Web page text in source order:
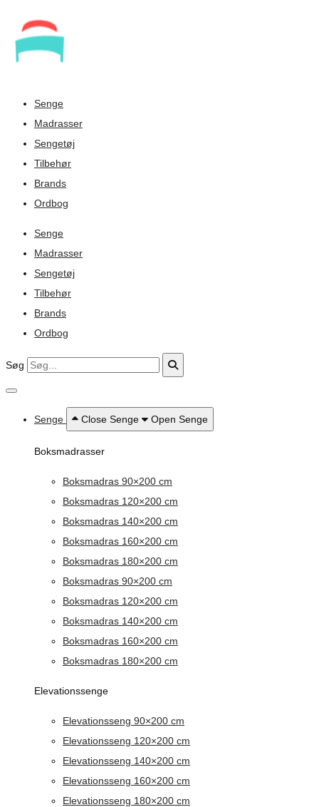
Senge
Madrasser
Sengetøj
Tilbehør
Brands
Ordbog
Senge
Madrasser
Sengetøj
Tilbehør
Brands
Ordbog
Søg
Senge Close Senge Open Senge
Boksmadrasser
Boksmadras 90×200 cm
Boksmadras 120×200 cm
Boksmadras 140×200 cm
Boksmadras 160×200 cm
Boksmadras 180×200 cm
Boksmadras 90×200 cm
Boksmadras 120×200 cm
Boksmadras 140×200 cm
Boksmadras 160×200 cm
Boksmadras 180×200 cm
Elevationssenge
Elevationsseng 90×200 cm
Elevationsseng 120×200 cm
Elevationsseng 140×200 cm
Elevationsseng 160×200 cm
Elevationsseng 180×200 cm